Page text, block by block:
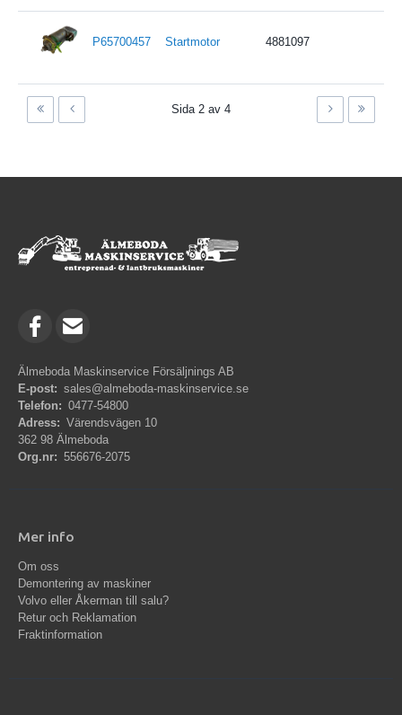
P65700457 Startmotor 4881097
Sida 2 av 4
Älmeboda Maskinservice Försäljnings AB
E-post: sales@almeboda-maskinservice.se
Telefon: 0477-54800
Adress: Värendsvägen 10
362 98 Älmeboda
Org.nr: 556676-2075
Mer info
Om oss
Demontering av maskiner
Volvo eller Åkerman till salu?
Retur och Reklamation
Fraktinformation